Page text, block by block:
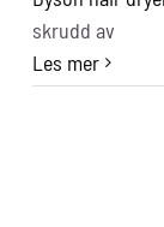
skrudd av
hair
Les mer